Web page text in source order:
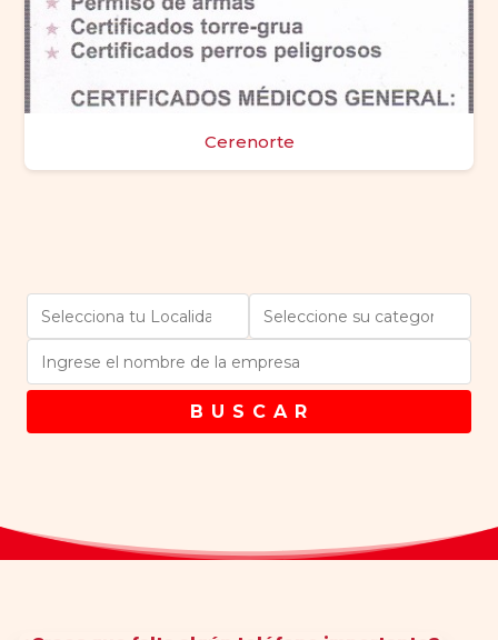
Cerenorte
B U S C A R